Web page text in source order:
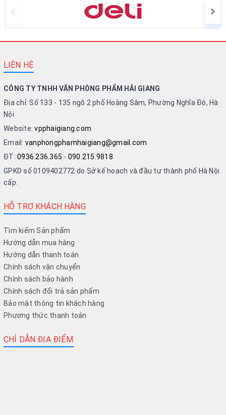
LIÊN HỆ
CÔNG TY TNHH VĂN PHÒNG PHẨM HẢI GIANG
Địa chỉ: Số 133 - 135 ngõ 2 phố Hoàng Sâm, Phường Nghĩa Đô, Hà
Nội
Website:vpphaigiang.com
Email: vanphongphamhaigiang@gmail.com
ĐT: 0936.236.365 - 090.215.9818
GPKD số 0109402772 do Sở kế hoạch và đầu tư thành phố Hà Nội
cấp.
HỖ TRỢ KHÁCH HÀNG
Tìm kiếm Sản phẩm
Hướng dẫn mua hàng
Hướng dẫn thanh toán
Chính sách vận chuyển
Chính sách bảo hành
Chính sách đổi trả sản phẩm
Bảo mật thông tin khách hàng
Phương thức thanh toán
CHỈ DẪN ĐỊA ĐIỂM